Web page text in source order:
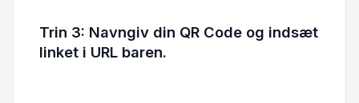
Trin 3: Navngiv din QR Code og indsæt
linket i URL baren.